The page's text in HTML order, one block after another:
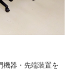
機器・先端装置を